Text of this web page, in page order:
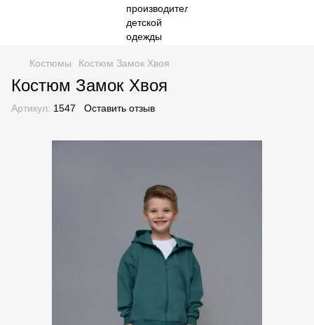
Костюмы Костюм Замок Хвоя
Костюм Замок Хвоя
Артикул: 1547 Оставить отзыв